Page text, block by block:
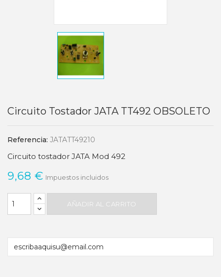
Circuito Tostador JATA TT492 OBSOLETO
Referencia: JATATT49210
Circuito tostador JATA Mod 492
9,68 € Impuestos incluidos
AÑADIR AL CARRITO